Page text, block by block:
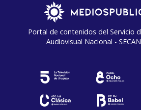
Portal de contenidos del Servicio
Audiovisual Nacional -